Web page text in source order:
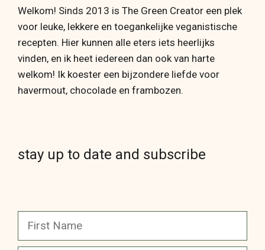
Welkom! Sinds 2013 is The Green Creator een plek
voor leuke, lekkere en toegankelijke veganistische
recepten. Hier kunnen alle eters iets heerlijks
vinden, en ik heet iedereen dan ook van harte
welkom! Ik koester een bijzondere liefde voor
havermout, chocolade en frambozen.
stay up to date and subscribe